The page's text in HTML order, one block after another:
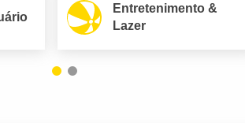
Entretenimento &
Lazer